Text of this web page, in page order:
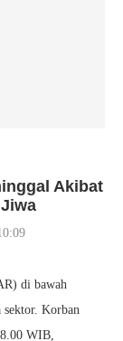
Akibat
di bawah
sektor. Korban
WIB,